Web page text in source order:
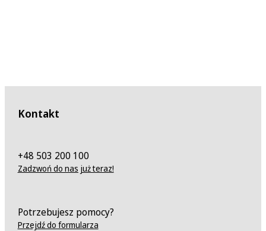
Kontakt
+48 503 200 100
Zadzwoń do nas już teraz!
Potrzebujesz pomocy?
Przejdź do formularza